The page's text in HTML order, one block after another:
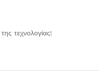
τεχνολογίας!